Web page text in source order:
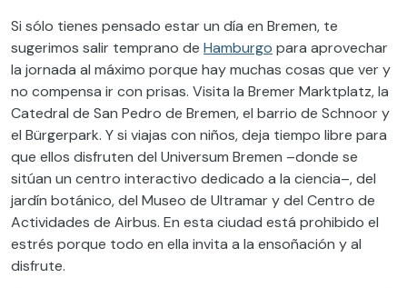
Si sólo tienes pensado estar un día en Bremen, te
sugerimos salir temprano de Hamburgo para aprovechar
la jornada al máximo porque hay muchas cosas que ver y
no compensa ir con prisas. Visita la Bremer Marktplatz, la
Catedral de San Pedro de Bremen, el barrio de Schnoor y
el Bürgerpark. Y si viajas con niños, deja tiempo libre para
que ellos disfruten del Universum Bremen –donde se
sitúan un centro interactivo dedicado a la ciencia–, del
jardín botánico, del Museo de Ultramar y del Centro de
Actividades de Airbus. En esta ciudad está prohibido el
estrés porque todo en ella invita a la ensoñación y al
disfrute.